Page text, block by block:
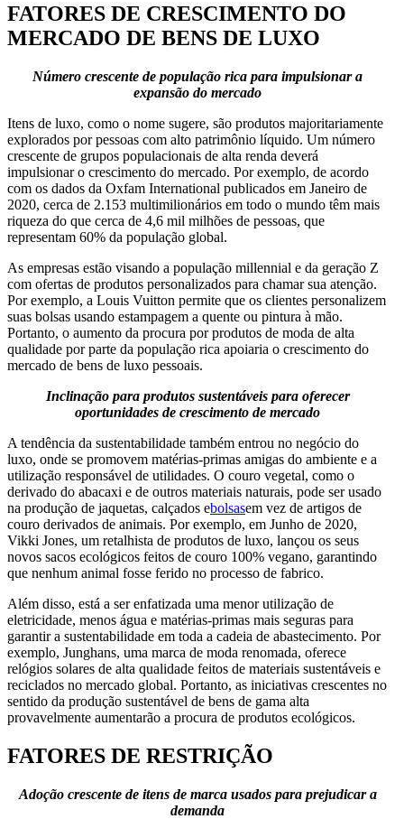
FATORES DE CRESCIMENTO DO
MERCADO DE BENS DE LUXO
Número crescente de população rica para impulsionar a
expansão do mercado
Itens de luxo, como o nome sugere, são produtos majoritariamente
explorados por pessoas com alto patrimônio líquido. Um número
crescente de grupos populacionais de alta renda deverá
impulsionar o crescimento do mercado. Por exemplo, de acordo
com os dados da Oxfam International publicados em Janeiro de
2020, cerca de 2.153 multimilionários em todo o mundo têm mais
riqueza do que cerca de 4,6 mil milhões de pessoas, que
representam 60% da população global.
As empresas estão visando a população millennial e da geração Z
com ofertas de produtos personalizados para chamar sua atenção.
Por exemplo, a Louis Vuitton permite que os clientes personalizem
suas bolsas usando estampagem a quente ou pintura à mão.
Portanto, o aumento da procura por produtos de moda de alta
qualidade por parte da população rica apoiaria o crescimento do
mercado de bens de luxo pessoais.
Inclinação para produtos sustentáveis ​​para oferecer
oportunidades de crescimento de mercado
A tendência da sustentabilidade também entrou no negócio do
luxo, onde se promovem matérias-primas amigas do ambiente e a
utilização responsável de utilidades. O couro vegetal, como o
derivado do abacaxi e de outros materiais naturais, pode ser usado
na produção de jaquetas, calçados ebolsasem vez de artigos de
couro derivados de animais. Por exemplo, em Junho de 2020,
Vikki Jones, um retalhista de produtos de luxo, lançou os seus
novos sacos ecológicos feitos de couro 100% vegano, garantindo
que nenhum animal fosse ferido no processo de fabrico.
Além disso, está a ser enfatizada uma menor utilização de
eletricidade, menos água e matérias-primas mais seguras para
garantir a sustentabilidade em toda a cadeia de abastecimento. Por
exemplo, Junghans, uma marca de moda renomada, oferece
relógios solares de alta qualidade feitos de materiais sustentáveis ​​e
reciclados no mercado global. Portanto, as iniciativas crescentes no
sentido da produção sustentável de bens de gama alta
provavelmente aumentarão a procura de produtos ecológicos.
FATORES DE RESTRIÇÃO
Adoção crescente de itens de marca usados ​​para prejudicar a
demanda